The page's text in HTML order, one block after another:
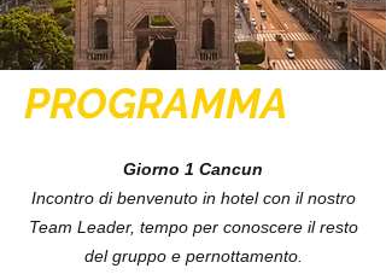
PROGRAMMA
Giorno 1 Cancun
Incontro di benvenuto in hotel con il nostro
Team Leader, tempo per conoscere il resto
del gruppo e pernottamento.